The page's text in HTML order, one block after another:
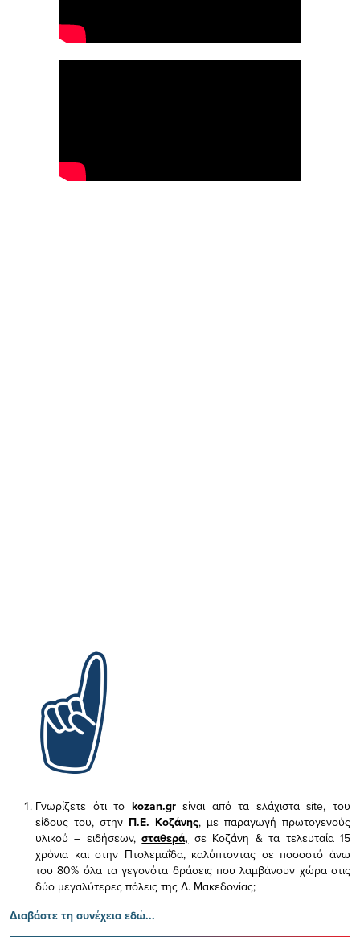
Γνωρίζετε ότι το kozan.gr είναι από τα ελάχισταsite, του
είδους του, στην Π.Ε. Κοζάνης, με παραγωγή πρωτογενούς
υλικού – ειδήσεων,σταθερά, σε Κοζάνη & τα τελευταία 15
χρόνια και στην Πτολεμαΐδα, καλύπτοντας σε ποσοστό άνω
του 80% όλα τα γεγονότα δράσεις που λαμβάνουν χώρα στις
δύο μεγαλύτερες πόλεις της Δ. Μακεδονίας;
Διαβάστε τη συνέχεια εδώ...